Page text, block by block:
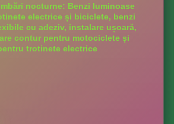
nocturne: Benzi luminoase
electrice și biciclete, benzi
cu adeziv, instalare ușoară,
contur pentru motociclete și
trotinete electrice